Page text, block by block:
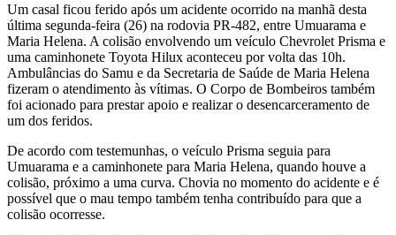
Um casal ficou ferido após um acidente ocorrido na manhã desta
última segunda-feira (26) na rodovia PR-482, entre Umuarama e
Maria Helena. A colisão envolvendo um veículo Chevrolet Prisma e
uma caminhonete Toyota Hilux aconteceu por volta das 10h.
Ambulâncias do Samu e da Secretaria de Saúde de Maria Helena
fizeram o atendimento às vítimas. O Corpo de Bombeiros também
foi acionado para prestar apoio e realizar o desencarceramento de
um dos feridos.
De acordo com testemunhas, o veículo Prisma seguia para
Umuarama e a caminhonete para Maria Helena, quando houve a
colisão, próximo a uma curva. Chovia no momento do acidente e é
possível que o mau tempo também tenha contribuído para que a
colisão ocorresse.